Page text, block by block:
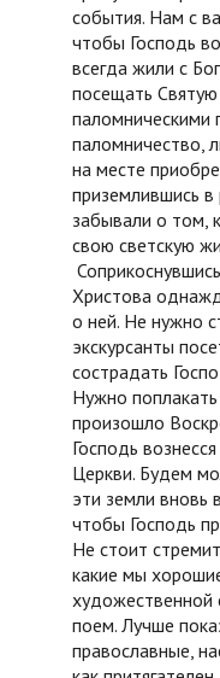
события. Нам с
чтобы Господь
всегда жили с
посещать
паломническими
паломничество,
на месте
приземлившись в
забывали о том,
свою светскую
Христова
о ней. Не нужно
экскурсанты
сострадать
Нужно
произошло
Господь
Церкви. Будем
эти земли вновь
чтобы Господь
Не стоит
какие мы
художественной
поем. Лучше
православные,